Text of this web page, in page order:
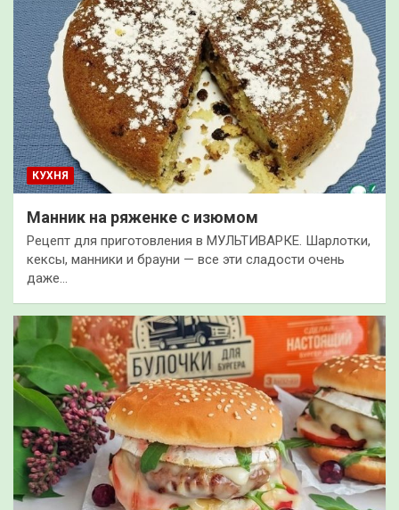
КУХНЯ
Манник на ряженке с изюмом
Рецепт для приготовления в МУЛЬТИВАРКЕ. Шарлотки,
кексы, манники и брауни — все эти сладости очень
даже…